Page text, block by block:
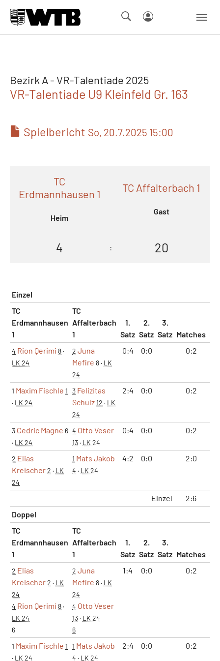
Bezirk A - VR-Talentiade 2025
VR-Talentiade U9 Kleinfeld Gr. 163
Spielbericht So, 20.7.2025 15:00
TC
Erdmannhausen 1
Heim
TC Affalterbach 1
Gast
4 : 20
Einzel
TC
Erdmannhausen
1
TC
Affalterbach
1
1.
Satz
2.
Satz
3.
Satz Matches
4 Rion Qerimi 8·
LK 24
2 Juna
Mefire 8· LK
24
0:4 0:0 0:2
1 Maxim Fischle 1
· LK 24
3 Felizitas
Schulz12 · LK
24
2:4 0:0 0:2
3 Cedric Magne 6
· LK 24
4 Otto Veser
13· LK 24
0:4 0:0 0:2
2 Elias
Kreischer2 · LK
24
1 Mats Jakob
4 · LK 24
4:2 0:0 2:0
Einzel 2:6
Doppel
TC
Erdmannhausen
1
TC
Affalterbach
1
1.
Satz
2.
Satz
3.
Satz Matches
2 Elias
Kreischer2 · LK
24
4 Rion Qerimi 8·
LK 24
6
2 Juna
Mefire 8· LK
24
4 Otto Veser
13· LK 24
6
1:4 0:0 0:2
1 Maxim Fischle 1
· LK 24
1 Mats Jakob
4 · LK 24
2:4 0:0 0:2